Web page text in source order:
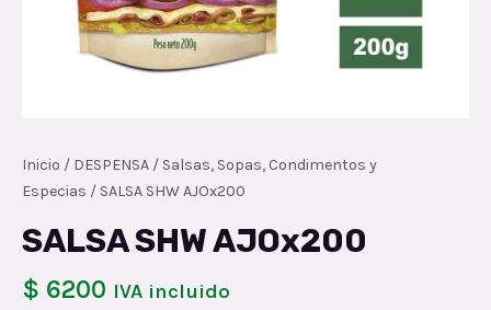
Inicio / DESPENSA / Salsas, Sopas, Condimentos y
Especias / SALSA SHW AJOx200
SALSA SHW AJOx200
$ 6200 IVA incluido